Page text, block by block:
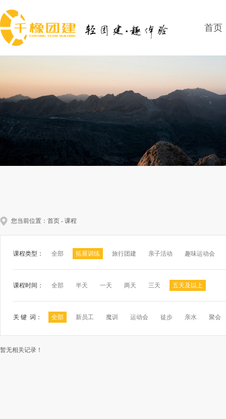
首页
您当前位置： 首页 - 课程
课程类型： 全部 拓展训练 旅行团建 亲子活动 趣味运动会
课程时间： 全部 半天 一天 两天 三天 五天及以上
关 键 词： 全部 新员工 魔训 运动会 徒步 亲水 聚会
暂无相关记录！